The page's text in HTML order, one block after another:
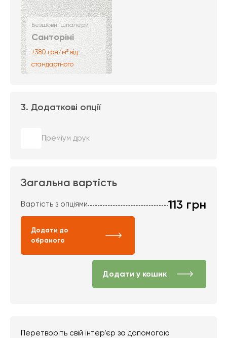
Безшовні шпалери
Санторіні
+380 грн/м² від
стандартного
3. Додаткові опції
Преміум друк
Загальна вартість
Вартість з опціями 113 грн
Додати до
обраного
Додати у кошик
Перетворіть свій інтер’єр за допомогою